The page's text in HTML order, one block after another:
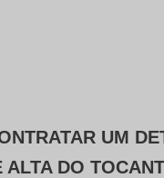
UM
ALTA DO